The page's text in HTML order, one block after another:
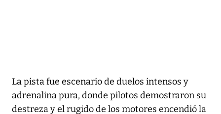
La pista fue escenario de duelos intensos y
adrenalina pura, donde pilotos demostraron su
destreza y el rugido de los motores encendió la